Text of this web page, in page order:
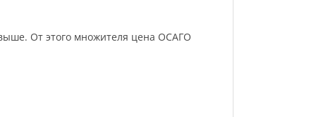
От этого множителя цена ОСАГО